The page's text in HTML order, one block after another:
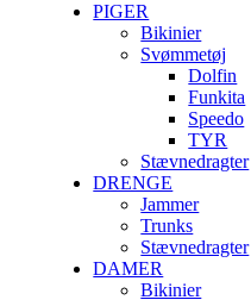
PIGER
Bikinier
Svømmetøj
Dolfin
Funkita
Speedo
TYR
Stævnedragter
DRENGE
Jammer
Trunks
Stævnedragter
DAMER
Bikinier